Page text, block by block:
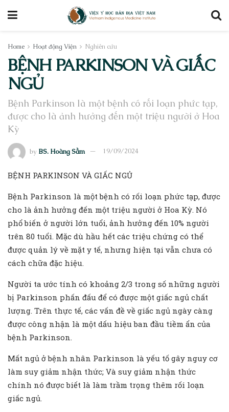
Home Hoạt động Viện Nghiên cứu
BỆNH PARKINSON VÀ GIẤC
NGỦ
Bệnh Parkinson là một bệnh có rối loạn phức tạp,
được cho là ảnh hưởng đến một triệu người ở Hoa
Kỳ
by BS. Hoàng Sầm 19/09/2024
BỆNH PARKINSON VÀ GIẤC NGỦ
Bệnh Parkinson là một bệnh có rối loạn phức tạp, được
cho là ảnh hưởng đến một triệu người ở Hoa Kỳ. Nó
phổ biến ở người lớn tuổi, ảnh hưởng đến 10% người
trên 80 tuổi. Mặc dù hầu hết các triệu chứng có thể
được quản lý về mặt y tế, nhưng hiện tại vẫn chưa có
cách chữa đặc hiệu.
Người ta ước tính có khoảng 2/3 trong số những người
bị Parkinson phấn đấu để có được một giấc ngủ chất
lượng. Trên thực tế, các vấn đề về giấc ngủ ngày càng
được công nhận là một dấu hiệu ban đầu tiềm ẩn của
bệnh Parkinson.
Mất ngủ ở bệnh nhân Parkinson là yếu tố gây nguy cơ
làm suy giảm nhận thức; Và suy giảm nhận thức
chính nó được biết là làm trầm trọng thêm rối loạn
giấc ngủ.